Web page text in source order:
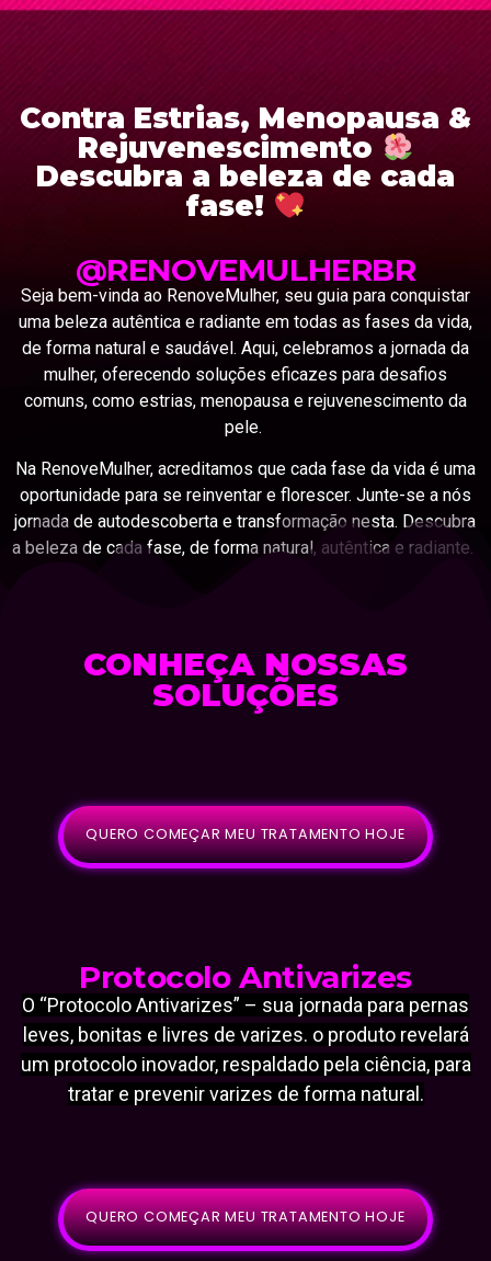
Contra Estrias, Menopausa &
Rejuvenescimento
Descubra a beleza de cada
fase!
@RENOVEMULHERBR
Seja bem-vinda ao RenoveMulher, seu guia para conquistar
uma beleza autêntica e radiante em todas as fases da vida,
de forma natural e saudável. Aqui, celebramos a jornada da
mulher, oferecendo soluções eficazes para desafios
comuns, como estrias, menopausa e rejuvenescimento da
pele.
Na RenoveMulher, acreditamos que cada fase da vida é uma
oportunidade para se reinventar e florescer. Junte-se a nós
jornada de autodescoberta e transformação nesta. Descubra
a beleza de cada fase, de forma natural, autêntica e radiante.
CONHEÇA NOSSAS
SOLUÇÕES
Protocolo Antivarizes
O “Protocolo Antivarizes” – sua jornada para pernas
leves, bonitas e livres de varizes. o produto revelará
um protocolo inovador, respaldado pela ciência, para
tratar e prevenir varizes de forma natural.
QUERO COMEÇAR MEU TRATAMENTO HOJE
QUERO COMEÇAR MEU TRATAMENTO HOJE